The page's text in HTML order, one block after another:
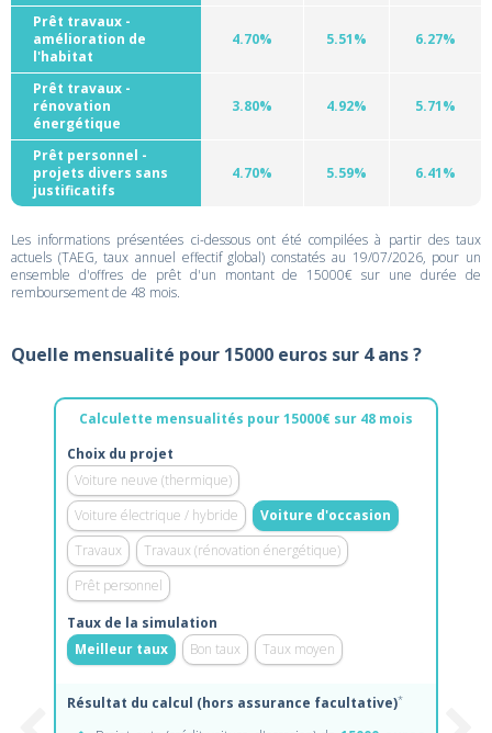
Prêt travaux -
amélioration de
l'habitat
4.70% 5.51% 6.27%
Prêt travaux -
rénovation
énergétique
3.80% 4.92% 5.71%
Prêt personnel -
projets divers sans
justificatifs
4.70% 5.59% 6.41%
Les informations présentées ci-dessous ont été compilées à partir des taux
actuels (TAEG, taux annuel effectif global) constatés au 19/07/2026, pour un
ensemble d'offres de prêt d'un montant de 15000€ sur une durée de
remboursement de 48 mois.
Quelle mensualité pour 15000 euros sur 4 ans ?
Calculette mensualités pour 15000€ sur 48 mois
Choix du projet
Voiture neuve (thermique)
Voiture électrique / hybride
Voiture d'occasion
Travaux
Travaux (rénovation énergétique)
Prêt personnel
Taux de la simulation
Meilleur taux
Bon taux Taux moyen
Résultat du calcul (hors assurance facultative)*